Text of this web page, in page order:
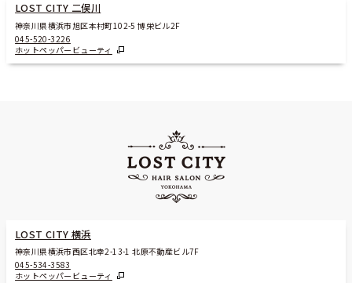
LOST CITY 二俣川
神奈川県横浜市旭区本村町102-5 博栄ビル2F
045-520-3226
ホットペッパービューティ
LOST CITY 横浜
神奈川県横浜市西区北幸2-13-1 北原不動産ビル7F
045-534-3583
ホットペッパービューティ